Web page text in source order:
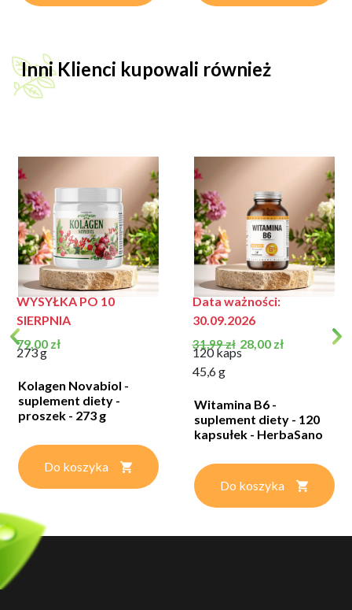
Inni Klienci kupowali również
WYSYŁKA PO 10
SIERPNIA
Cena
79,00 zł
273 g
Kolagen Novabiol -
suplement diety -
proszek - 273 g
Do koszyka
Data ważności:
30.09.2026
Cena podstawowa
31,99 zł Cena
28,00 zł
120 kaps
45,6 g
Witamina B6 -
suplement diety - 120
kapsułek - HerbaSano
Do koszyka